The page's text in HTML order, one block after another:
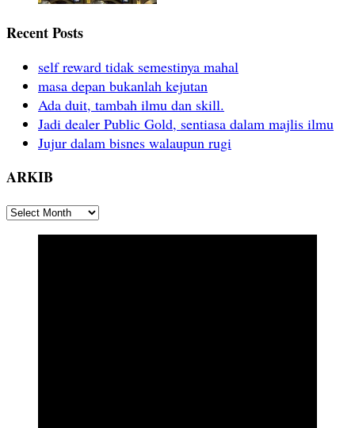
Recent Posts
self reward tidak semestinya mahal
masa depan bukanlah kejutan
Ada duit, tambah ilmu dan skill.
Jadi dealer Public Gold, sentiasa dalam majlis ilmu
Jujur dalam bisnes walaupun rugi
ARKIB
ARKIB